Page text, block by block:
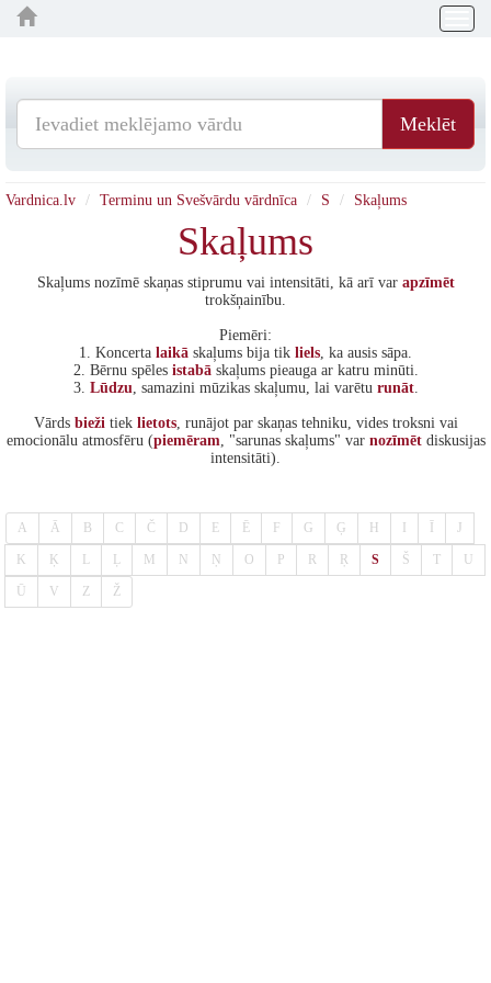
Meklēt
Vardnica.lv Terminu un Svešvārdu vārdnīca S Skaļums
Skaļums
Skaļums nozīmē skaņas stiprumu vai intensitāti, kā arī var apzīmēt
trokšņainību.
Piemēri:
1. Koncerta laikā skaļums bija tik liels, ka ausis sāpa.
2. Bērnu spēles istabāskaļums pieauga ar katru minūti.
3. Lūdzu, samazini mūzikas skaļumu, lai varētu runāt.
Vārds biežitiek lietots, runājot par skaņas tehniku, vides troksni vai
emocionālu atmosfēru (piemēram, "sarunas skaļums" var nozīmētdiskusijas
intensitāti).
A Ā B C Č D E Ē F G Ģ H J
K Ķ L Ļ M N Ņ O P R Ŗ S Š T U
Ū V Z Ž